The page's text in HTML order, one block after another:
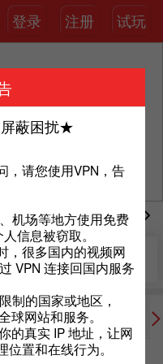
登录 注册 试玩
网址被劫持跳转了；
提现 充值
彩票 电子
蔽困扰★
，请您使用VPN，告
机场等地方使用免费
信息被窃取。
，很多国内的视频网
VPN 连接回国内服务
制的国家或地区，
球网站和服务。
的真实 IP 地址，让网
置和在线行为。